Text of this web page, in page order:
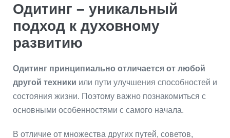
Одитинг – уникальный
подход к духовному
развитию
Одитинг принципиально отличается от любой
другой техники или пути улучшения способностей и
состояния жизни. Поэтому важно познакомиться с
основными особенностями с самого начала.
В отличие от множества других путей, советов,